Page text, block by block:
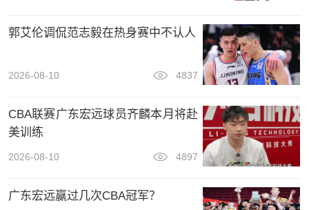
郭艾伦调侃范志毅在热身赛中不认人
2026-08-10 4837
CBA联赛广东宏远球员齐麟本月将赴
美训练
2026-08-10 4897
广东宏远赢过几次CBA冠军？